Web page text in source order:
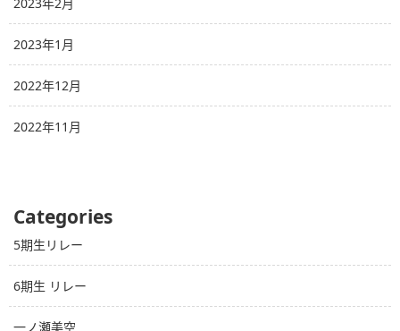
2023年1月
2022年12月
2022年11月
Categories
5期生リレー
6期生 リレー
一ノ瀬美空